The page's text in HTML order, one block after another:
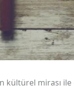
mirası